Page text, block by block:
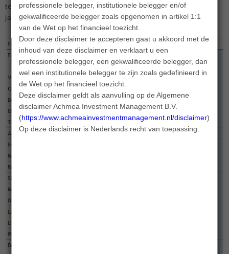
professionele belegger, institutionele belegger en/of
gekwalificeerde belegger zoals opgenomen in artikel 1:1
van de Wet op het financieel toezicht.
Door deze disclaimer te accepteren gaat u akkoord met de
inhoud van deze disclaimer en verklaart u een
professionele belegger, een gekwalificeerde belegger, dan
wel een institutionele belegger te zijn zoals gedefinieerd in
de Wet op het financieel toezicht.
Deze disclaimer geldt als aanvulling op de Algemene
disclaimer Achmea Investment Management B.V.
(https://www.achmeainvestmentmanagement.nl/disclaimer).
Op deze disclaimer is Nederlands recht van toepassing.
termijn en voor aftrek van de lopende kosten factor (LKF) op
jaarbasis beter te presteren dan de benchmark.